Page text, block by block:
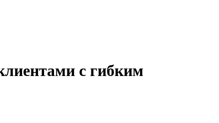
с гибким